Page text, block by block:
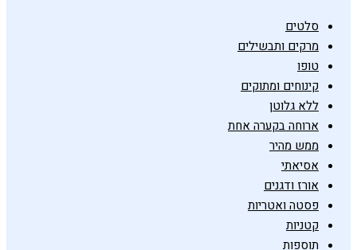
סלטים
מרקים ותבשילים
טופו
קינוחים ומתוקים
ללא גלוטן
ארוחה בקערה אחת
ממש מהיר
אסיאתי
אורז ודגנים
פסטה ואטריות
קטניות
תוספות